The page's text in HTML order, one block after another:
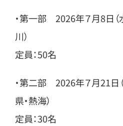
・第一部 2026年７月8日（
川）
定員：50名
・第二部 2026年７月21日
県・熱海）
定員：30名